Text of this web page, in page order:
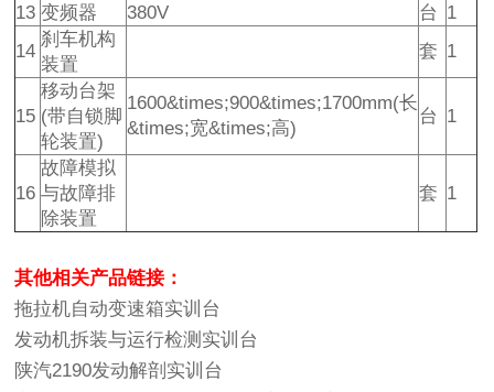
13 变频器 380V 台 1
14
刹车机构
装置
套 1
15
移动台架
(带自锁脚
轮装置)
1600&times;900&times;1700mm(长
&times;宽&times;高)
台 1
16
故障模拟
与故障排
除装置
套 1
其他相关产品链接：
拖拉机自动变速箱实训台
发动机拆装与运行检测实训台
陕汽2190发动解剖实训台